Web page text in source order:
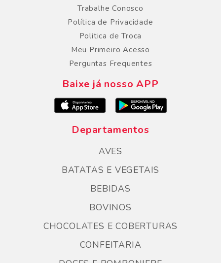
Trabalhe Conosco
Política de Privacidade
Politica de Troca
Meu Primeiro Acesso
Perguntas Frequentes
Baixe já nosso APP
Departamentos
AVES
BATATAS E VEGETAIS
BEBIDAS
BOVINOS
CHOCOLATES E COBERTURAS
CONFEITARIA